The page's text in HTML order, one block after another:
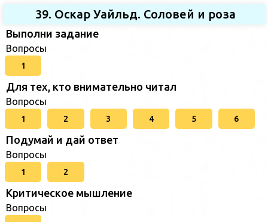
39. Оскар Уайльд. Соловей и роза
Выполни задание
Вопросы
1
Для тех, кто внимательно читал
Вопросы
1 2 3 4 5 6
Подумай и дай ответ
Вопросы
1 2
Критическое мышление
Вопросы